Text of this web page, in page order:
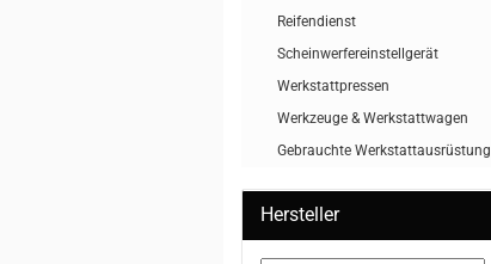
Reifendienst
Scheinwerfereinstellgerät
Werkstattpressen
Werkzeuge & Werkstattwagen
Gebrauchte Werkstattausrüstung
Hersteller